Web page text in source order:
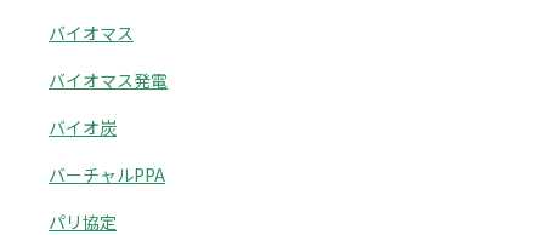
バイオマス
バイオマス発電
バイオ炭
バーチャルPPA
パリ協定